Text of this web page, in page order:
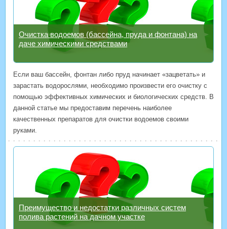
Очистка водоемов (бассейна, пруда и фонтана) на
даче химическими средствами
Если ваш бассейн, фонтан либо пруд начинает «зацветать» и
зарастать водорослями, необходимо произвести его очистку с
помощью эффективных химических и биологических средств. В
данной статье мы предоставим перечень наиболее
качественных препаратов для очистки водоемов своими
руками.
Преимущество и недостатки различных систем
полива растений на дачном участке